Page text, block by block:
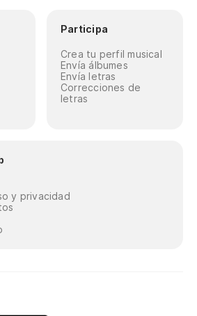
Participa
Crea tu perfil musical
Envía álbumes
Envía letras
Correcciones de
letras
y privacidad